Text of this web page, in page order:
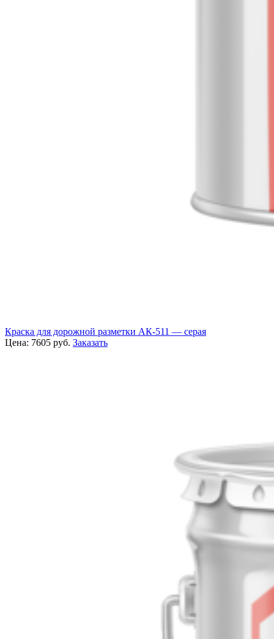
Краска для дорожной разметки АК-511 — серая
Цена: 7605 руб. Заказать